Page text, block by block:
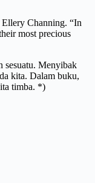
Channing. “In
most precious
sesuatu. Menyibak
kita. Dalam buku,
timba. *)